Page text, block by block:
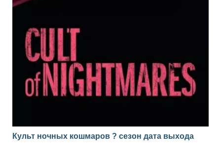
Культ ночных кошмаров ? сезон дата выхода